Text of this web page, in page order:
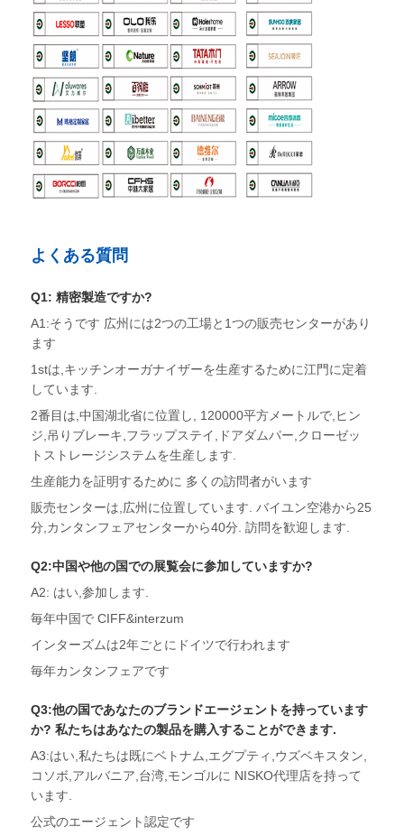
よくある質問
Q1: 精密製造ですか?
A1:そうです 広州には2つの工場と1つの販売センターがあり
ます
1stは,キッチンオーガナイザーを生産するために江門に定着
しています.
2番目は,中国湖北省に位置し, 120000平方メートルで,ヒン
ジ,吊りブレーキ,フラップステイ,ドアダムパー,クローゼッ
トストレージシステムを生産します.
生産能力を証明するために 多くの訪問者がいます
販売センターは,広州に位置しています. バイユン空港から25
分,カンタンフェアセンターから40分. 訪問を歓迎します.
Q2:中国や他の国での展覧会に参加していますか?
A2: はい,参加します.
毎年中国で CIFF&interzum
インターズムは2年ごとにドイツで行われます
毎年カンタンフェアです
Q3:他の国であなたのブランドエージェントを持っています
か? 私たちはあなたの製品を購入することができます.
A3:はい,私たちは既にベトナム,エグプティ,ウズベキスタン,
コソボ,アルバニア,台湾,モンゴルに NISKO代理店を持って
います.
公式のエージェント認定です